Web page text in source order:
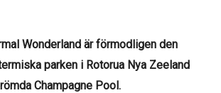
Wonderland är förmodligen den
parken i Rotorua Nya Zeeland
Champagne Pool.